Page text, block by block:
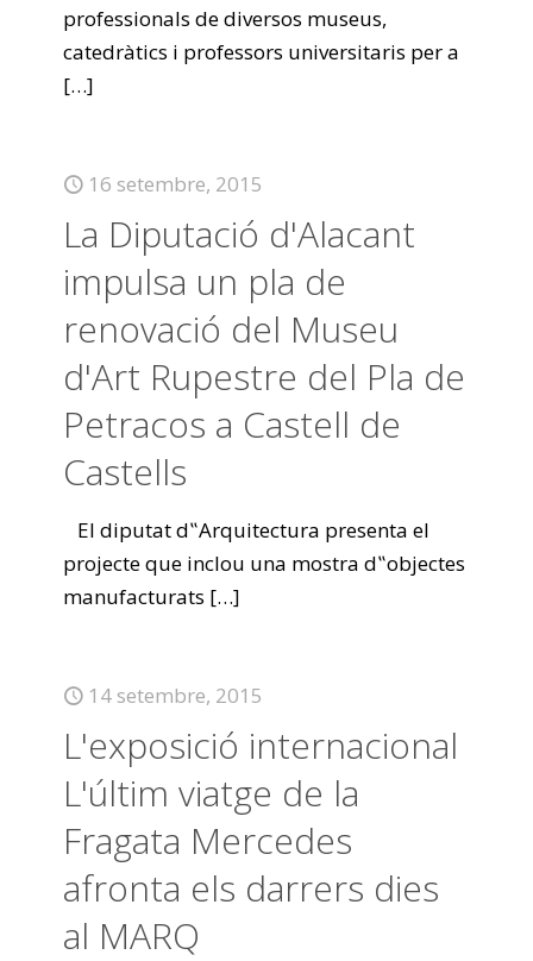
professionals de diversos museus,
catedràtics i professors universitaris per a
[…]
16 setembre, 2015
La Diputació d'Alacant
impulsa un pla de
renovació del Museu
d'Art Rupestre del Pla de
Petracos a Castell de
Castells
El diputat d‟Arquitectura presenta el
projecte que inclou una mostra d‟objectes
manufacturats […]
14 setembre, 2015
L'exposició internacional
L'últim viatge de la
Fragata Mercedes
afronta els darrers dies
al MARQ